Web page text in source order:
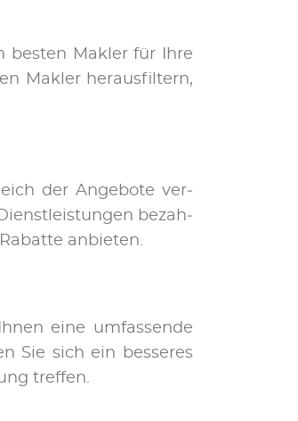
bes­ten Mak­ler für Ih­re
Mak­ler her­aus­fil­tern,
der An­ge­bo­te ver­
be­zah­
an­bie­ten.
ei­ne um­fas­sen­de
Sie sich ein bes­se­res
tref­fen.